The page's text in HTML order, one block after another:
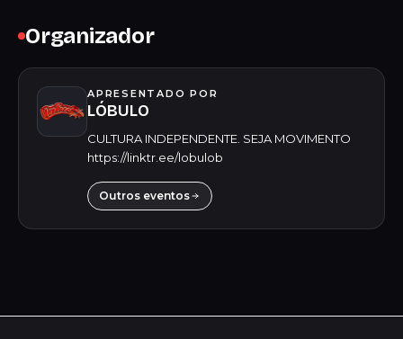
Organizador
APRESENTADO POR
LÓBULO
CULTURA INDEPENDENTE. SEJA MOVIMENTO
https://linktr.ee/lobulob
Outros eventos